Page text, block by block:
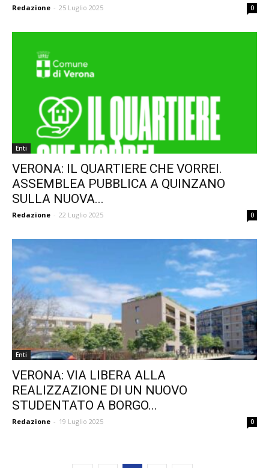
Redazione - 25 Luglio 2025 0
Enti
VERONA: IL QUARTIERE CHE VORREI.
ASSEMBLEA PUBBLICA A QUINZANO
SULLA NUOVA...
Redazione - 22 Luglio 2025 0
Enti
VERONA: VIA LIBERA ALLA
REALIZZAZIONE DI UN NUOVO
STUDENTATO A BORGO...
Redazione - 19 Luglio 2025 0